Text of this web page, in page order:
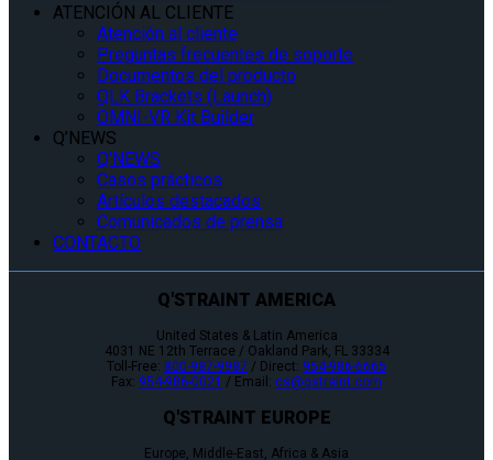
ATENCIÓN AL CLIENTE
Atención al cliente
Preguntas frecuentes de soporte
Documentos del producto
QLK Brackets (Launch)
OMNI-VR Kit Builder
Q’NEWS
Q’NEWS
Casos prácticos
Artículos destacados
Comunicados de prensa
CONTACTO
Q'STRAINT AMERICA
United States & Latin America
4031 NE 12th Terrace / Oakland Park, FL 33334
Toll-Free: 800-987-9987 / Direct: 954-986-6665
Fax: 954-986-0021 / Email: cs@qstraint.com
Q'STRAINT EUROPE
Europe, Middle-East, Africa & Asia